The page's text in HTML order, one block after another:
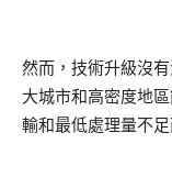
然而，技術升級沒
大城市和高密度地
輸和最低處理量不